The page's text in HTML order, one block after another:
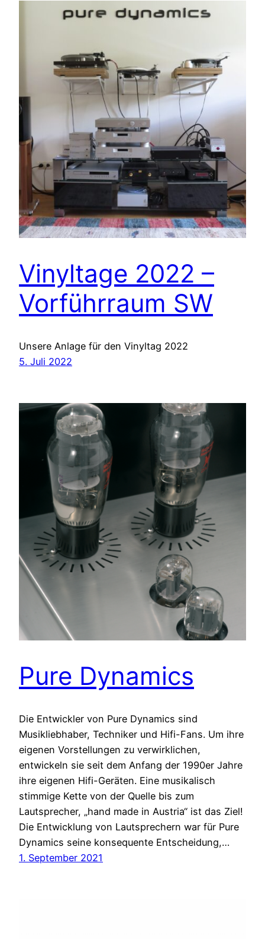
Vinyltage 2022 –
Vorführraum SW
Unsere Anlage für den Vinyltag 2022
5. Juli 2022
Pure Dynamics
Die Entwickler von Pure Dynamics sind
Musikliebhaber, Techniker und Hifi-Fans. Um ihre
eigenen Vorstellungen zu verwirklichen,
entwickeln sie seit dem Anfang der 1990er Jahre
ihre eigenen Hifi-Geräten. Eine musikalisch
stimmige Kette von der Quelle bis zum
Lautsprecher, „hand made in Austria“ ist das Ziel!
Die Entwicklung von Lautsprechern war für Pure
Dynamics seine konsequente Entscheidung,…
1. September 2021